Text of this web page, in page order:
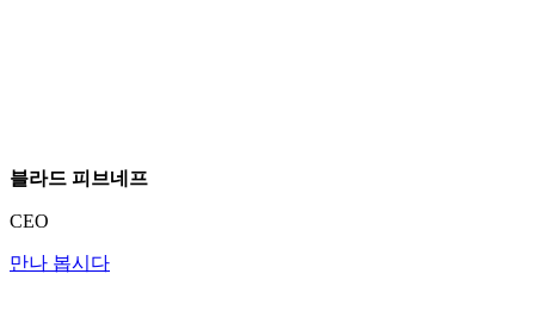
블라드 피브네프
CEO
만나 봅시다